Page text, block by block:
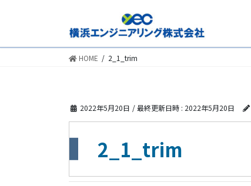
HOME 2_1_trim
2022年5月20日 / 最終更新日時 : 2022年5月20日
2_1_trim